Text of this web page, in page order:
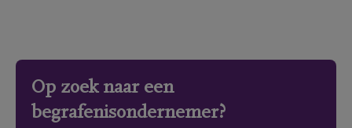
Op zoek naar een
begrafenisondernemer?